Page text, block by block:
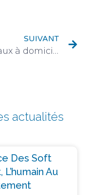
SUIVANT
Travaux à domicile : enquête de la DGCCRF sur les plateformes
actualités
Des Soft
Au